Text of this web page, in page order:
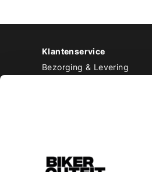
Klantenservice
Bezorging & Levering
Privacy Policy